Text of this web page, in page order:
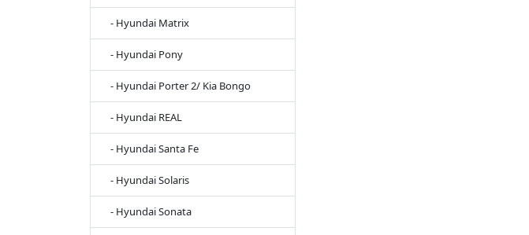
- Hyundai Matrix
- Hyundai Pony
- Hyundai Porter 2/ Kia Bongo
- Hyundai REAL
- Hyundai Santa Fe
- Hyundai Solaris
- Hyundai Sonata